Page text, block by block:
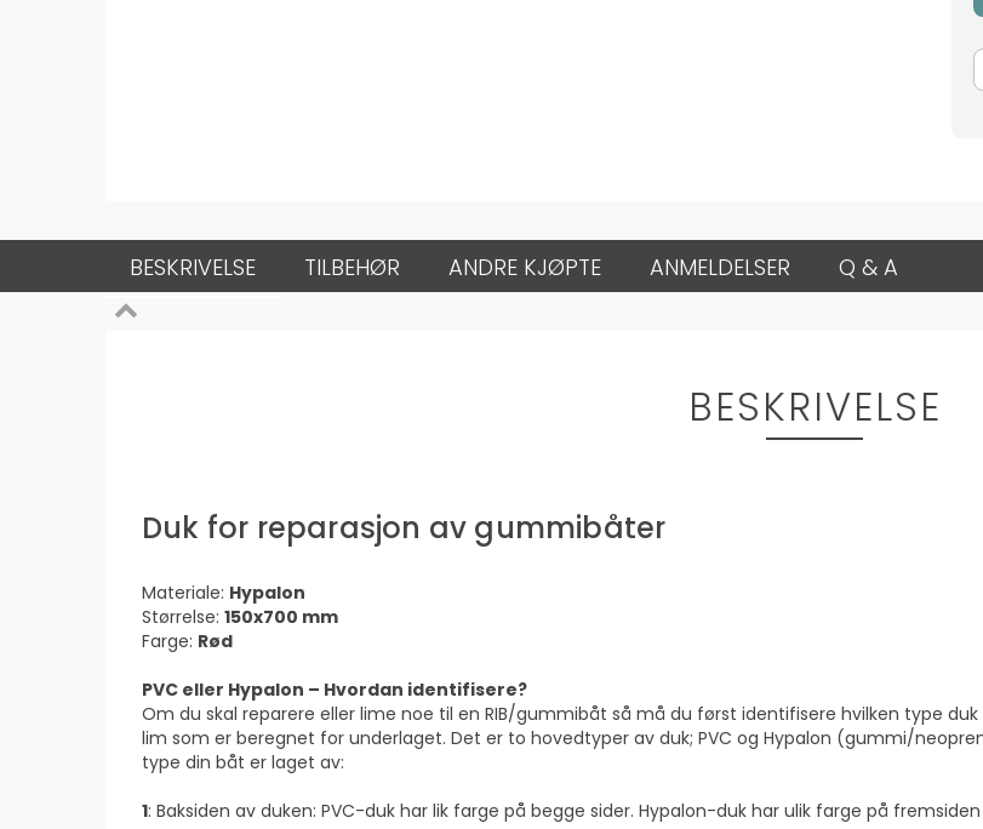
BESKRIVELSE TILBEHØR ANDRE KJØPTE ANMELDELSER Q & A
BESKRIVELSE
Duk for reparasjon av gummibåter
Materiale: Hypalon
Størrelse: 150x700 mm
Farge: Rød
PVC eller Hypalon – Hvordan identifisere?
Om du skal reparere eller lime noe til en RIB/gummibåt så må du først identifisere hvilken type
lim som er beregnet for underlaget. Det er to hovedtyper av duk; PVC og Hypalon (gummi/
type din båt er laget av:
1: Baksiden av duken: PVC-duk har lik farge på begge sider. Hypalon-duk har ulik farge på